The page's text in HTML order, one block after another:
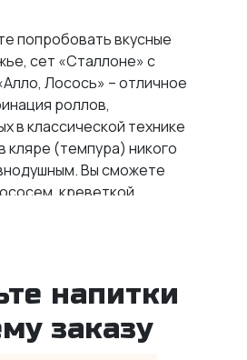
попробоватьвкусные
, сет «Сталлоне» с
Лосось» – отличное
роллов,
в классической технике
кляре (темпура) никого
Вы сможете
креветкой,
и другими
самого искушенного
кухни.
напитки
заказу